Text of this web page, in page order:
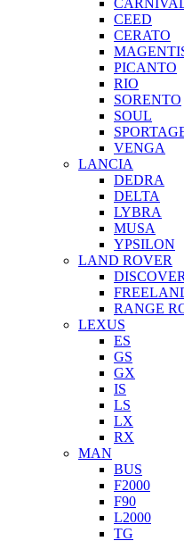
CEED
CERATO
PICANTO
RIO
SORENTO
SOUL
VENGA
LANCIA
DEDRA
DELTA
LYBRA
MUSA
YPSILON
LAND ROVER
RANGE
LEXUS
ES
GS
GX
IS
LS
LX
RX
MAN
BUS
F2000
F90
L2000
TG